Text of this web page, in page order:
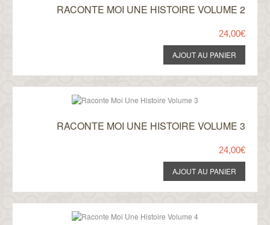
RACONTE MOI UNE HISTOIRE VOLUME 2
24,00€
RACONTE MOI UNE HISTOIRE VOLUME 3
24,00€